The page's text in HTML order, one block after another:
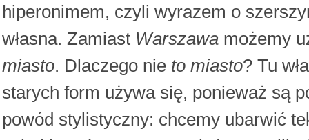
hiperonimem, czyli wyrazem o
własna. Zamiast Warszawa możemy
miasto. Dlaczego nie to miasto? Tu
starych form używa się, ponieważ są
powód stylistyczny: chcemy ubarwić